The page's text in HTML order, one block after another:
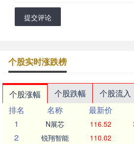
提交评论
个股实时涨跌榜
个股涨幅 个股跌幅 个股流入
排名
名称 最新价
1
N展芯 116.52
2 锐翔智能 110.02